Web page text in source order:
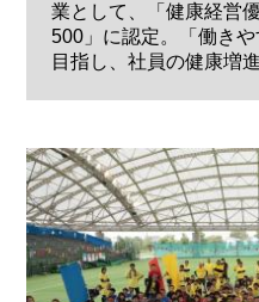
業として、「健康経営
500」に認定。「働き
目指し、社員の健康増